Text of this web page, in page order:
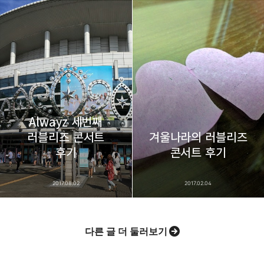
Alwayz 세번째
러블리즈 콘서트
후기
2017.08.02
겨울나라의 러블리즈
콘서트 후기
2017.02.04
다른 글 더 둘러보기